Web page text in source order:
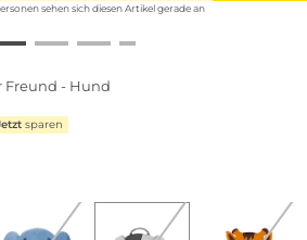
sehen sich diesen Artikel gerade an
Freund - Hund
sparen